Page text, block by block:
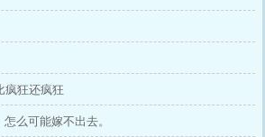
疯狂还疯狂
么可能嫁不出去。